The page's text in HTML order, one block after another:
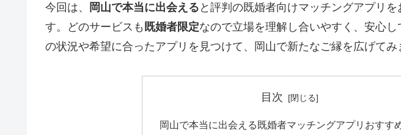
今回は、 岡山で本当に出会える と評判の既婚者向けマッチングアプリ
す。どのサービスも 既婚者限定なので立場を理解し合いやすく、安心
の状況や希望に合ったアプリを見つけて、岡山で新たなご縁を広げてみ
目次
岡山で本当に出会える既婚者マッチングアプリおすす